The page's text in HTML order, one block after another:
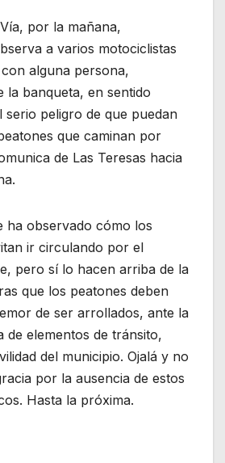
por la mañana,
a varios motociclistas
alguna persona,
la banqueta, en sentido
peligro de que puedan
que caminan por
de Las Teresas hacia
ha observado cómo los
ir circulando por el
pero sí lo hacen arriba de la
que los peatones deben
de ser arrollados, ante la
de elementos de tránsito,
del municipio. Ojalá y no
por la ausencia de estos
Hasta la próxima.